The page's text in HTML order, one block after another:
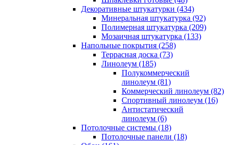
Декоративные штукатурки (434)
Минеральная штукатурка (92)
Полимерная штукатурка (209)
Мозаичная штукатурка (133)
Напольные покрытия (258)
Террасная доска (73)
Линолеум (185)
Полукоммерческий
линолеум (81)
Коммерческий линолеум (82)
Спортивный линолеум (16)
Антистатический
линолеум (6)
Потолочные системы (18)
Потолочные панели (18)